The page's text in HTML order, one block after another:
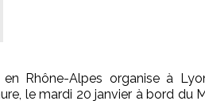
Rhône-Alpes organise à
le mardi 20 janvier à bord du